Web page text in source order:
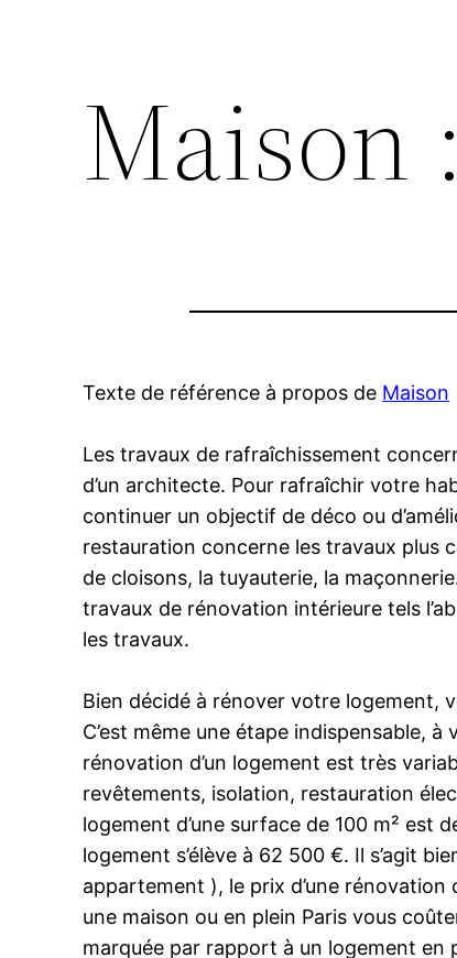
Maison
Texte de référence à propos de Maison
Les travaux de rafraîchissement
d’un architecte. Pour rafraîchir votre
continuer un objectif de déco ou
restauration concerne les travaux plus
de cloisons, la tuyauterie, la
travaux de rénovation intérieure tels
les travaux.
Bien décidé à rénover votre logement,
C’est même une étape indispensable,
rénovation d’un logement est très
revêtements, isolation, restauration
logement d’une surface de 100 m² est
logement s’élève à 62 500 €. Il s’agit
appartement ), le prix d’une
une maison ou en plein Paris vous
marquée par rapport à un logement en